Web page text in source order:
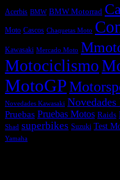
Acerbis BMW BMW Motorrad
Moto Cascos Chaquetas Moto
Kawasaki Mercado Moto
Motociclismo
MotoGP
Novedades Kawasaki
Pruebas Pruebas Motos Raids
Shad superbikes Suzuki Test
Yamaha